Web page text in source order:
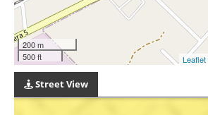
200 m
500 ft
Leaflet
Street View